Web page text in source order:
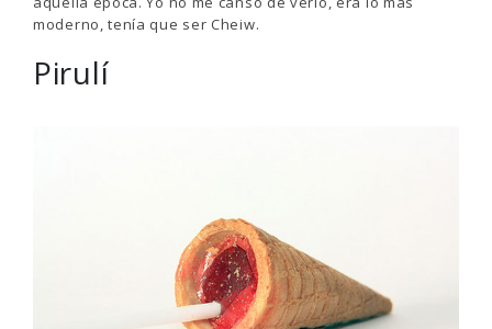
moderno, tenía que ser Cheiw.
Pirulí